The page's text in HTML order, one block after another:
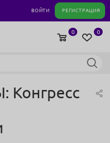
ВОЙТИ РЕГИСТРАЦИЯ
0
0
Конгресс